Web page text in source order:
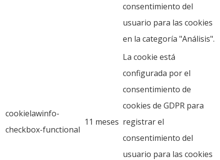
consentimiento del
usuario para las cookies
en la categoría "Análisis".
cookielawinfo-
checkbox-functional
11 meses
La cookie está
configurada por el
consentimiento de
cookies de GDPR para
registrar el
consentimiento del
usuario para las cookies